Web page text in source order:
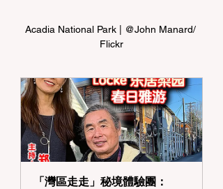
Acadia National Park | @John Manard/
Flickr
「灣區走走」秘境體驗團：